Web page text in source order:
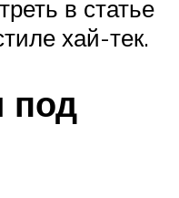
в статье
хай-тек.
под